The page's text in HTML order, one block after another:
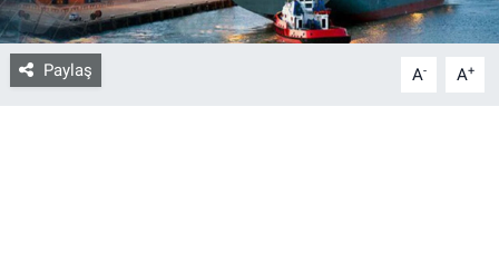
Paylaş A- A+
Yaşam
Gözden Kaçmasın